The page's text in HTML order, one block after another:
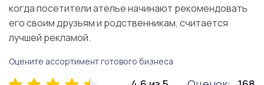
когда посетители ателье начинают рекомендовать
его своим друзьям и родственникам, считается
лучшей рекламой.
Оцените ассортимент готового бизнеса